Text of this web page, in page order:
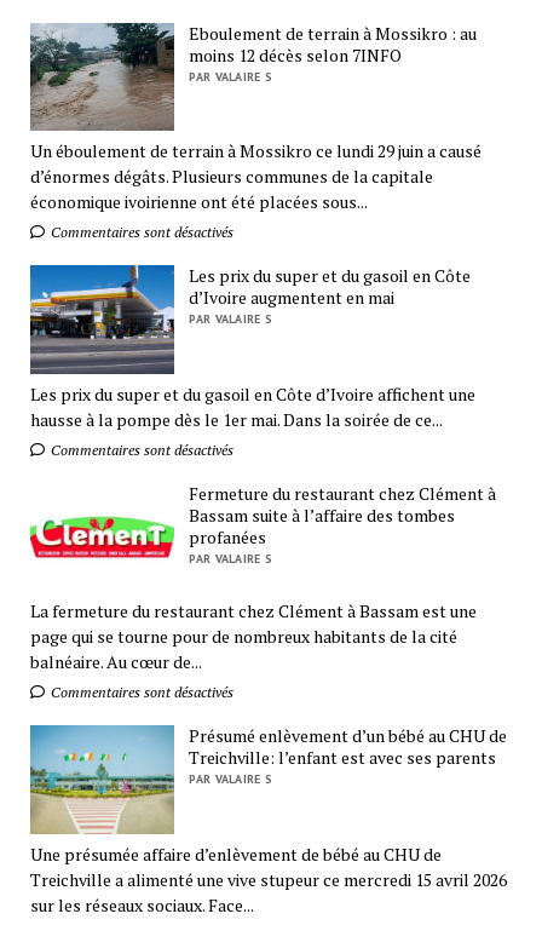
Eboulement de terrain à Mossikro : au
moins 12 décès selon 7INFO
PAR VALAIRE S
Un éboulement de terrain à Mossikro ce lundi 29 juin a causé
d’énormes dégâts. Plusieurs communes de la capitale
économique ivoirienne ont été placées sous...
Commentaires sont désactivés
Les prix du super et du gasoil en Côte
d’Ivoire augmentent en mai
PAR VALAIRE S
Les prix du super et du gasoil en Côte d’Ivoire affichent une
hausse à la pompe dès le 1er mai. Dans la soirée de ce...
Commentaires sont désactivés
Fermeture du restaurant chez Clément à
Bassam suite à l’affaire des tombes
profanées
PAR VALAIRE S
La fermeture du restaurant chez Clément à Bassam est une
page qui se tourne pour de nombreux habitants de la cité
balnéaire. Au cœur de...
Commentaires sont désactivés
Présumé enlèvement d’un bébé au CHU de
Treichville: l’enfant est avec ses parents
PAR VALAIRE S
Une présumée affaire d’enlèvement de bébé au CHU de
Treichville a alimenté une vive stupeur ce mercredi 15 avril 2026
sur les réseaux sociaux. Face...